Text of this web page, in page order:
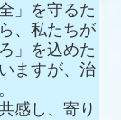
」を守るた
、私たちが
」を込めた
ますが、治
感し、寄り